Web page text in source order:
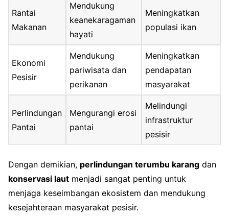
Rantai
Makanan
Mendukung
keanekaragaman
hayati
Meningkatkan
populasi ikan
Ekonomi
Pesisir
Mendukung
pariwisata dan
perikanan
Meningkatkan
pendapatan
masyarakat
Perlindungan
Pantai
Mengurangi erosi
pantai
Melindungi
infrastruktur
pesisir
Dengan demikian, perlindungan terumbu karang dan
konservasi laut menjadi sangat penting untuk
menjaga keseimbangan ekosistem dan mendukung
kesejahteraan masyarakat pesisir.